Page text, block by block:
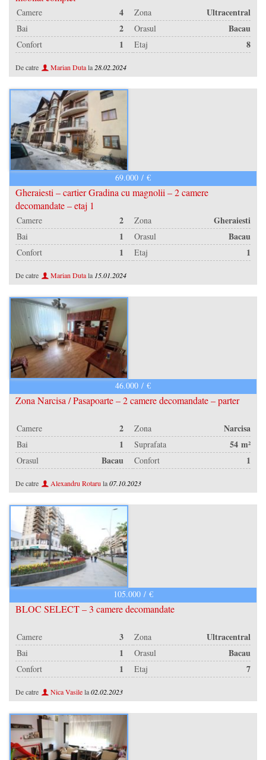
Camere 4 Zona Ultracentral
Bai 2 Orasul Bacau
Confort 1 Etaj 8
De catre Marian Dutala 28.02.2024
69.000 / €
Gheraiesti – cartier Gradina cu magnolii – 2 camere
decomandate – etaj 1
Camere 2 Zona Gheraiesti
Bai 1 Orasul Bacau
Confort 1 Etaj 1
De catre Marian Dutala 15.01.2024
46.000 / €
Zona Narcisa / Pasapoarte – 2 camere decomandate – parter
Camere 2 Zona Narcisa
Bai 1 Suprafata 54 m²
Orasul Bacau Confort 1
De catre Alexandru Rotarula07.10.2023
105.000 / €
BLOC SELECT – 3 camere decomandate
Camere 3 Zona Ultracentral
Bai 1 Orasul Bacau
Confort 1 Etaj 7
De catre Nica Vasilela02.02.2023